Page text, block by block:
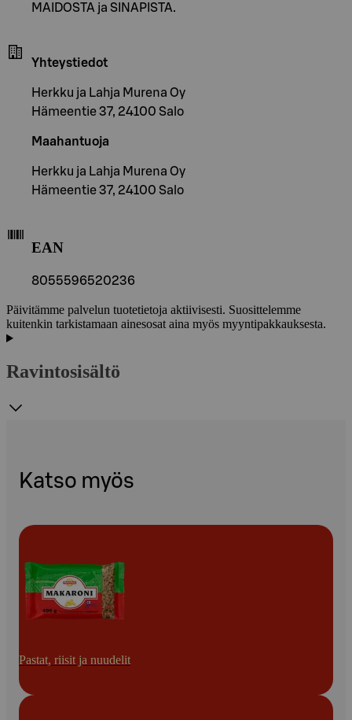
MAIDOSTA ja SINAPISTA.
Yhteystiedot
Herkku ja Lahja Murena Oy
Hämeentie 37, 24100 Salo
Maahantuoja
Herkku ja Lahja Murena Oy
Hämeentie 37, 24100 Salo
EAN
8055596520236
Päivitämme palvelun tuotetietoja aktiivisesti. Suosittelemme
kuitenkin tarkistamaan ainesosat aina myös myyntipakkauksesta.
Ravintosisältö
Katso myös
Pastat, riisit ja nuudelit